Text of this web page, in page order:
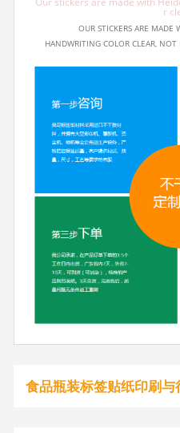
r
OUR STICKERS ARE MADE
HANDWRITING COLOR CLEAR,
食品瓶装标签贴纸印刷与